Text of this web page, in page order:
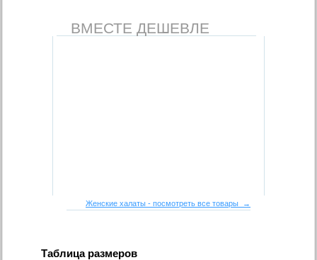
ВМЕСТЕ ДЕШЕВЛЕ
Женские халаты - посмотреть все товары →
Таблица размеров